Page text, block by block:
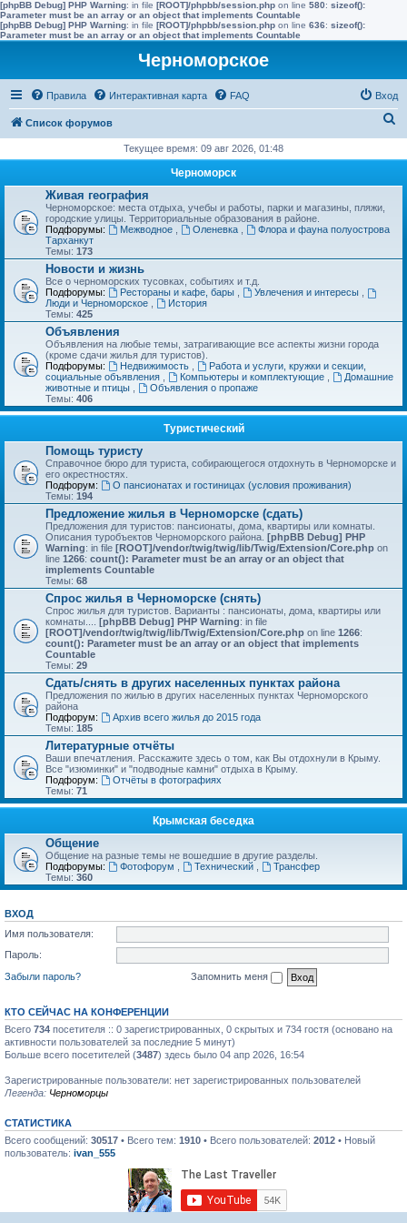
[phpBB Debug] PHP Warning: in file [ROOT]/phpbb/session.php on line 580: sizeof():
Parameter must be an array or an object that implements Countable
[phpBB Debug] PHP Warning: in file [ROOT]/phpbb/session.php on line 636: sizeof():
Parameter must be an array or an object that implements Countable
Черноморское
Правила Интерактивная карта FAQ Вход
Список форумов
с
Текущее время: 09 авг 2026, 01:48
Черноморск
Живая география
Черноморское: места отдыха, учебы и работы, парки и магазины, пляжи,
городские улицы. Территориальные образования в районе.
Подфорумы:
Межводное Оленевка
Флора и фауна полуострова
Тарханкут
Темы: 173
Новости и жизнь
Все о черноморских тусовках, событиях и т.д.
Подфорумы:
Рестораны и кафе, бары Увлечения и интересы
Люди и Черноморское
История
Темы: 425
Объявления
Объявления на любые темы, затрагивающие все аспекты жизни города
(кроме сдачи жилья для туристов).
Подфорумы:
Недвижимость
Работа и услуги, кружки и секции,
социальные объявления
Компьютеры и комплектующие
Домашние
животные и птицы
Объявления о пропаже
Темы: 406
Туристический
Помощь туристу
Справочное бюро для туриста, собирающегося отдохнуть в Черноморске и
его окрестностях.
Подфорум:
О пансионатах и гостиницах (условия проживания)
Темы: 194
Предложение жилья в Черноморске (сдать)
Предложения для туристов: пансионаты, дома, квартиры или комнаты.
Описания туробъектов Черноморского района. [phpBB Debug] PHP
Warning: in file [ROOT]/vendor/twig/twig/lib/Twig/Extension/Core.php on
line 1266: count(): Parameter must be an array or an object that
implements Countable
Темы: 68
Спрос жилья в Черноморске (снять)
Спрос жилья для туристов. Варианты : пансионаты, дома, квартиры или
комнаты.... [phpBB Debug] PHP Warning: in file
[ROOT]/vendor/twig/twig/lib/Twig/Extension/Core.php on line 1266:
count(): Parameter must be an array or an object that implements
Countable
Темы: 29
Сдать/снять в других населенных пунктах района
Предложения по жилью в других населенных пунктах Черноморского
района
Подфорум:
Архив всего жилья до 2015 года
Темы: 185
Литературные отчёты
Ваши впечатления. Расскажите здесь о том, как Вы отдохнули в Крыму.
Все "изюминки" и "подводные камни" отдыха в Крыму.
Подфорум:
Отчёты в фотографиях
Темы: 71
Крымская беседка
Общение
Общение на разные темы не вошедшие в другие разделы.
Подфорумы:
Фотофорум Технический
Трансфер
Темы: 360
ВХОД
Имя пользователя:
Пароль:
Забыли пароль?
Запомнить меня
КТО СЕЙЧАС НА КОНФЕРЕНЦИИ
Всего 734 посетителя :: 0 зарегистрированных, 0 скрытых и 734 гостя (основано на
активности пользователей за последние 5 минут)
Больше всего посетителей (3487) здесь было 04 апр 2026, 16:54
Зарегистрированные пользователи: нет зарегистрированных пользователей
Легенда: Черноморцы
СТАТИСТИКА
Всего сообщений: 30517 • Всего тем: 1910 • Всего пользователей: 2012 • Новый
пользователь: ivan_555